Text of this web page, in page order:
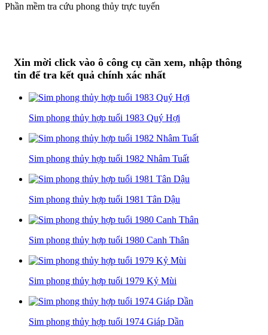
Phần mềm tra cứu phong thủy trực tuyến
Xin mời click vào ô công cụ cần xem, nhập thông
tin để tra kết quả chính xác nhất
Sim phong thủy hợp tuổi 1983 Quý Hợi
Sim phong thủy hợp tuổi 1982 Nhâm Tuất
Sim phong thủy hợp tuổi 1981 Tân Dậu
Sim phong thủy hợp tuổi 1980 Canh Thân
Sim phong thủy hợp tuổi 1979 Kỷ Mùi
Sim phong thủy hợp tuổi 1974 Giáp Dần